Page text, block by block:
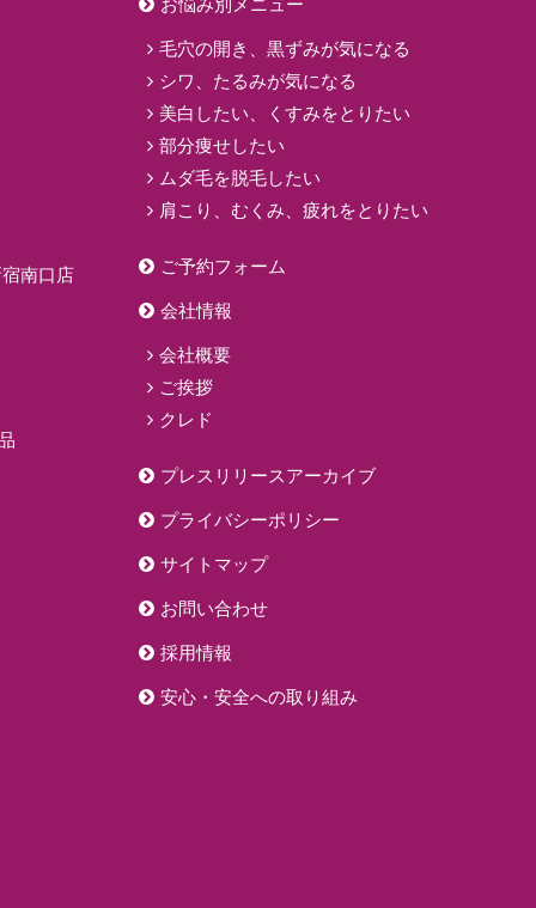
南口店
毛穴の開き、黒ずみが気になる
シワ、たるみが気になる
美白したい、くすみをとりたい
部分痩せしたい
ムダ毛を脱毛したい
肩こり、むくみ、疲れをとりたい
ご予約フォーム
会社情報
会社概要
ご挨拶
クレド
プレスリリースアーカイブ
プライバシーポリシー
サイトマップ
お問い合わせ
採用情報
安心・安全への取り組み